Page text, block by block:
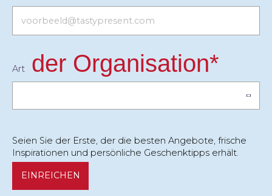
Art der Organisation*
Seien Sie der Erste, der die besten Angebote, frische
Inspirationen und persönliche Geschenktipps erhält.
EINREICHEN